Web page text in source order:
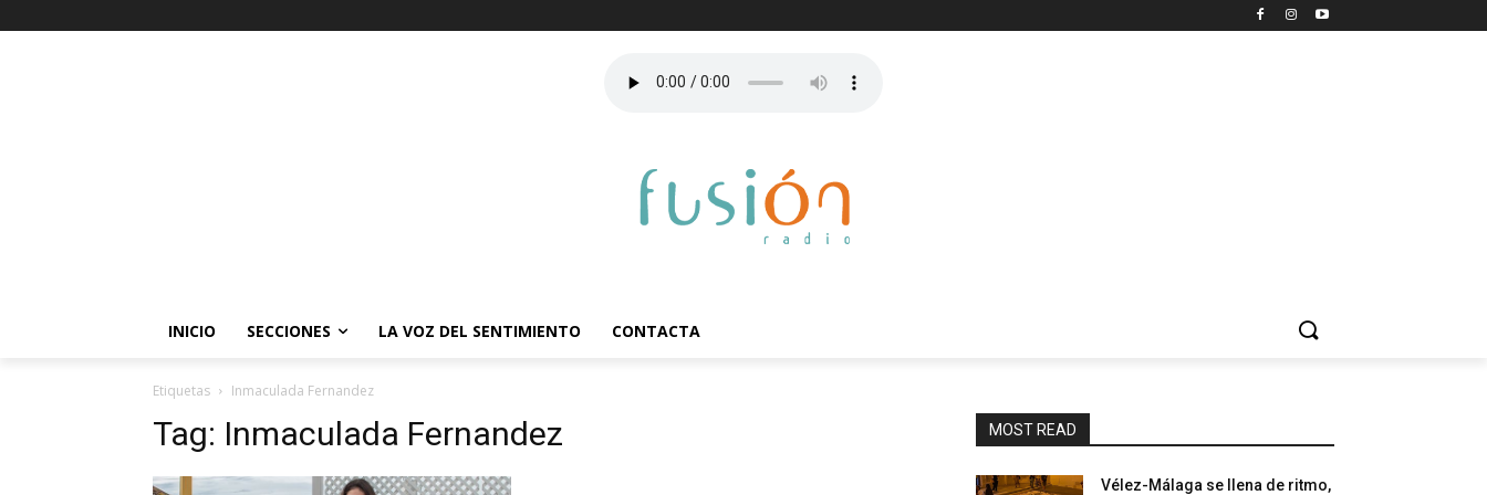
INICIO SECCIONES LA VOZ DEL SENTIMIENTO CONTACTA
Etiquetas Inmaculada Fernandez
Tag: Inmaculada Fernandez MOST READ
Vélez-Málaga se llena de ritmo,